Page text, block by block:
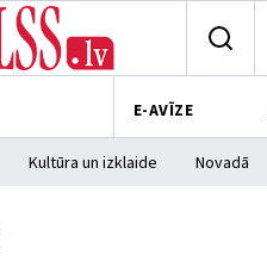
E-AVĪZE
Kultūra un izklaide Novadā